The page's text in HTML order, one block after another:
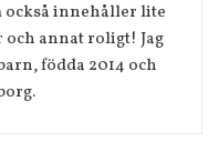
också innehåller lite
annat roligt! Jag
födda 2014 och